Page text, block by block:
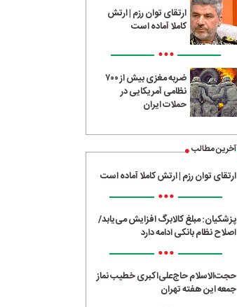
ارتقای توان رزم | ارتش
کاملا آماده است
•••
ضربه مغزی بیش از ۷۰۰
نظامی آمریکایی در
حملات ایران
آخرین مطالب
ارتقای توان رزم | ارتش کاملا آماده است
•••
پزشکیان: مبلغ کالابرگ افزایش می‌یابد/
اصلاح نظام بانکی ادامه دارد
•••
حجت‌الاسلام حاج‌علی‌اکبری خطیب نماز
جمعه این هفته تهران